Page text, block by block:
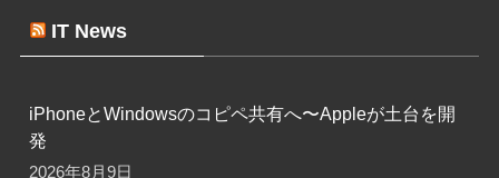
IT News
iPhoneとWindowsのコピペ共有へ〜Appleが土台を開
発
2026年8月9日